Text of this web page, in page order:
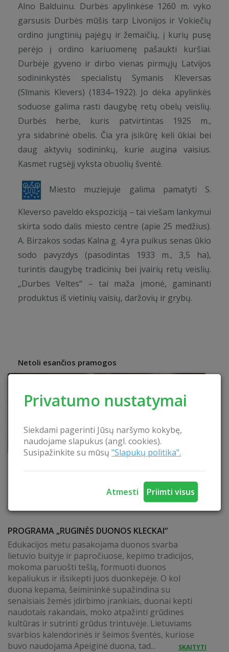
Privatumo nustatymai
Siekdami pagerinti Jūsų naršymo kokybę,
naudojame slapukus (angl. cookies).
Susipažinkite su mūsų "Slapukų politika".
Atmesti Priimti visus
Alno Balduinu. Durbės apylinkėse 1260 m. vyko
garsusis Durbės mūšis tarp Livonijos ir Vokiečių
ordino jungtinių pajėgų ir žemaičių, į kurių pusę
perėjo į ordino kariuomenę pašaukti kuršiai.
Durbėje gyveno ir dirbo vienas pirmųjų Latvijos
sodininkystės specialistų Symanis Kleversas
(Sīmanis Klevers) (1834–1922). Jo dėka apylinkės
soduose galima rasti daugybę retų obelų veislių.
Durbės herbe, kuris patvirtintas 1925 m.,
yra sidabrinė obelis. Čia yra įsikūrę keli ūkiai bei
daug aktyvių sodininkų, kurie augina vaisius.
Kasmet rugsėjį vyksta obuolių šventė.
Miesto muziejuje galima pamatyti S.
Kleverso paveldo ekspoziciją – tai viešam lankymui
skirta sodo dalis miesto centre (apie 25 medžius).
A. Birzakos sodas Kalna g. 4 yra puikus senas ūkio
sodo pavyzdys (pasodintas 1933 m., 3,5 ha),
turintis daugybę tradicinių bei įvairių retų veislių.
„Durbes Veltes“ – tai maža įmonė, gaminanti
produktus iš vietinių vaisių, daržovių ir grybų.
Netoli esančios pramogos
PROGRAMA „RUGINĖS DUONOS KLECKAI“
Edukacijos metu pasakojama duonos svarba
lietuvio buityje ir papročiuose, kepimo tradicijos,
mokoma paruošti tešlą, formuoti duonos
kepaliukus ir išsikepti juos duonkepėje. O kol
duona kepama, šeimininkė supažindina su
senaisiais žemės įdirbimo įrankiais, duonai kepti
naudotais rakandais, moko atpažinti grūdines
kultūras ir sutrinti grūdus trintuvėje. Lietuviams
svarbios kalendorinės ir šeimos šventės, kuriose
buvo naudojama Apeiginė duona, tad...
SKAITYTI